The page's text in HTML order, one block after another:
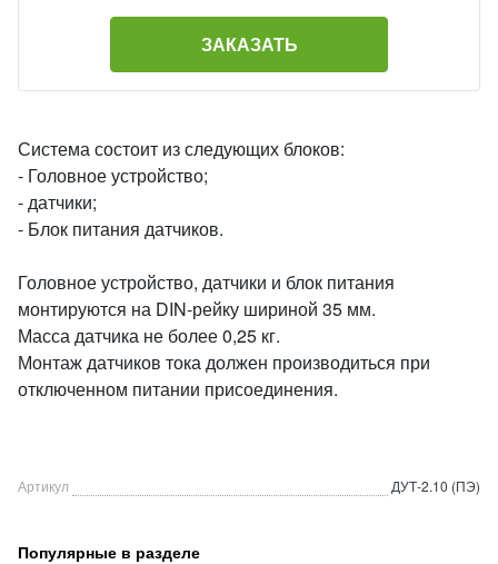
ЗАКАЗАТЬ
Система состоит из следующих блоков:
- Головное устройство;
- датчики;
- Блок питания датчиков.
Головное устройство, датчики и блок питания
монтируются на DIN-рейку шириной 35 мм.
Масса датчика не более 0,25 кг.
Монтаж датчиков тока должен производиться при
отключенном питании присоединения.
Артикул ДУТ-2.10 (ПЭ)
Популярные в разделе